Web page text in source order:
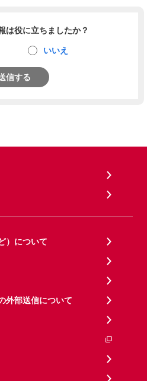
は役に立ちましたか？
いいえ
信する
）について
外部送信について